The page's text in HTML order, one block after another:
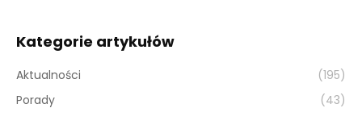
Kategorie artykułów
Aktualności
(195)
Porady
(43)